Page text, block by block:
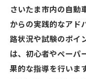
さいたま市内の自動
からの実践的なアド
路状況や試験のポイ
は、初心者やペーパ
果的な指導を行いま